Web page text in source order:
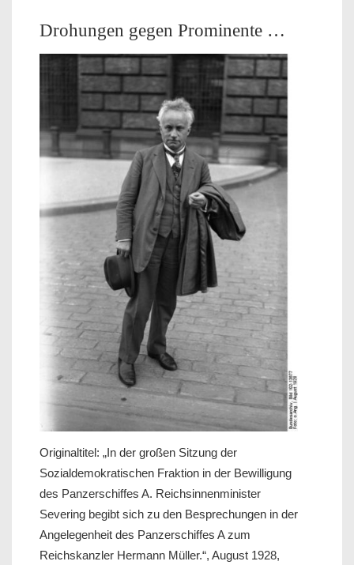
Drohungen gegen Prominente …
Originaltitel: „In der großen Sitzung der
Sozialdemokratischen Fraktion in der Bewilligung
des Panzerschiffes A. Reichsinnenminister
Severing begibt sich zu den Besprechungen in der
Angelegenheit des Panzerschiffes A zum
Reichskanzler Hermann Müller.“, August 1928,